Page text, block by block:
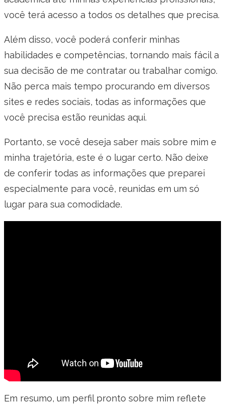
você terá acesso a todos os detalhes que precisa.
Além disso, você poderá conferir minhas
habilidades e competências, tornando mais fácil a
sua decisão de me contratar ou trabalhar comigo.
Não perca mais tempo procurando em diversos
sites e redes sociais, todas as informações que
você precisa estão reunidas aqui.
Portanto, se você deseja saber mais sobre mim e
minha trajetória, este é o lugar certo. Não deixe
de conferir todas as informações que preparei
especialmente para você, reunidas em um só
lugar para sua comodidade.
Em resumo, um perfil pronto sobre mim reflete